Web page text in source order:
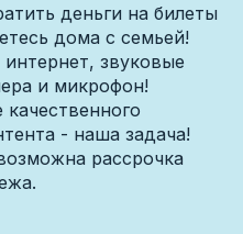
деньги на билеты
дома с семьей!
звуковые
и микрофон!
- наша задача!
рассрочка